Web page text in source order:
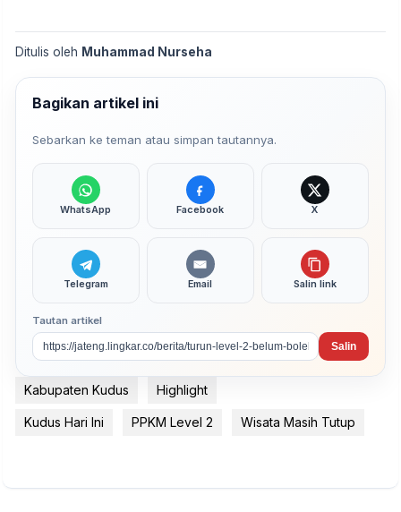
Ditulis oleh Muhammad Nurseha
Bagikan artikel ini
Sebarkan ke teman atau simpan tautannya.
WhatsApp Facebook X
Telegram Email Salin link
Tautan artikel
Salin
Kabupaten Kudus Highlight
Kudus Hari Ini PPKM Level 2 Wisata Masih Tutup